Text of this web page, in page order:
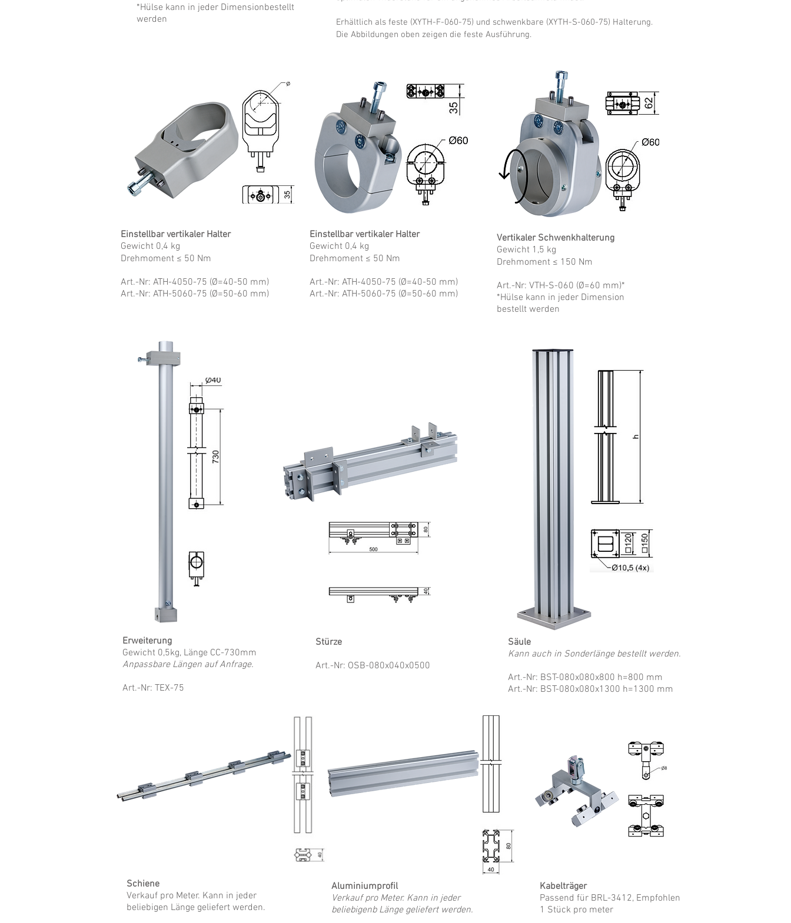
*Hülse kann in jeder Dimensionbestellt
werden
Erhältlich als feste (XYTH-F-060-75) und schwenkbare (XYTH-S-060-75) Halterung.
Die Abbildungen oben zeigen die feste Ausführung.
Einstellbar vertikaler Halter
Gewicht 0,4 kg
Drehmoment ≤ 50 Nm
Art.-Nr: ATH-4050-75 (Ø=40-50 mm)
Art.-Nr: ATH-5060-75 (Ø=50-60 mm)
Einstellbar vertikaler Halter
Gewicht 0,4 kg
Drehmoment ≤ 50 Nm
Art.-Nr: ATH-4050-75 (Ø=40-50 mm)
Art.-Nr: ATH-5060-75 (Ø=50-60 mm)
Vertikaler Schwenkhalterung
Gewicht 1,5 kg
Drehmoment ≤ 150 Nm
Art.-Nr: VTH-S-060 (Ø=60 mm)*
*Hülse kann in jeder Dimension
bestellt werden
Erweiterung
Gewicht 0,5kg, Länge CC-730mm
Anpassbare Längen auf Anfrage.
Art.-Nr: TEX-75
Stürze
Art.-Nr: OSB-080x040x0500
Säule
Kann auch in Sonderlänge bestellt werden.
Art.-Nr: BST-080x080x800 h=800 mm
Art.-Nr: BST-080x080x1300 h=1300 mm
Aluminiumprofil
Verkauf pro Meter. Kann in jeder
beliebigenb Länge geliefert werden.
Schiene
Verkauf pro Meter. Kann in jeder
beliebigen Länge geliefert werden.
Kabelträger
Passend für BRL-3412, Empfohlen
1 Stück pro meter